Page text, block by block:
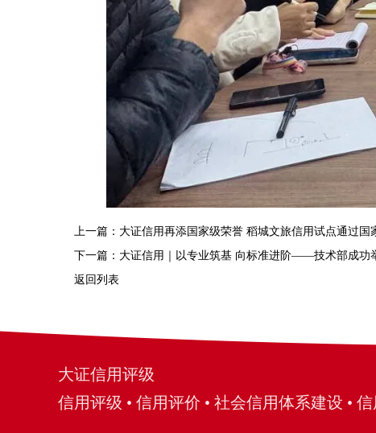
上一篇： 大证信用再添国家级荣誉 稻城文旅信用试点通过国
下一篇： 大证信用｜以专业筑基 向标准进阶——技术部成功
返回列表
大证信用评级
信用评级 • 信用评价 • 社会信用体系建设 •